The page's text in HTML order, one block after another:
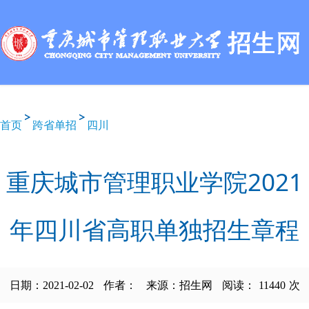
首页 跨省单招 四川
重庆城市管理职业学院2021
年四川省高职单独招生章程
日期：2021-02-02 作者： 来源：招生网 阅读： 11440 次